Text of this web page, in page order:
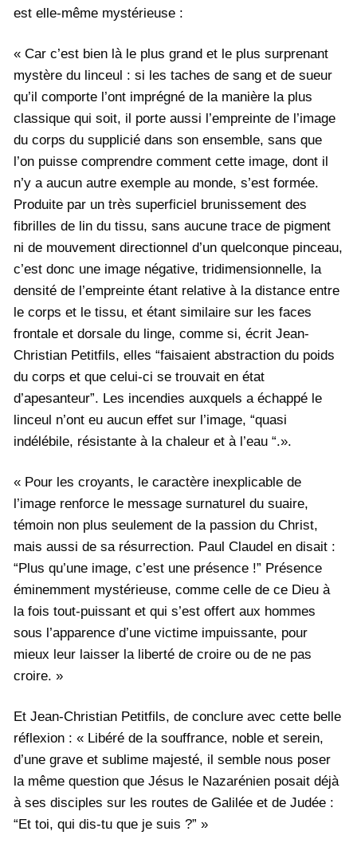
est elle-même mystérieuse :
« Car c’est bien là le plus grand et le plus surprenant
mystère du linceul : si les taches de sang et de sueur
qu’il comporte l’ont imprégné de la manière la plus
classique qui soit, il porte aussi l’empreinte de l’image
du corps du supplicié dans son ensemble, sans que
l’on puisse comprendre comment cette image, dont il
n’y a aucun autre exemple au monde, s’est formée.
Produite par un très superficiel brunissement des
fibrilles de lin du tissu, sans aucune trace de pigment
ni de mouvement directionnel d’un quelconque pinceau,
c’est donc une image négative, tridimensionnelle, la
densité de l’empreinte étant relative à la distance entre
le corps et le tissu, et étant similaire sur les faces
frontale et dorsale du linge, comme si, écrit Jean-
Christian Petitfils, elles “faisaient abstraction du poids
du corps et que celui-ci se trouvait en état
d’apesanteur”. Les incendies auxquels a échappé le
linceul n’ont eu aucun effet sur l’image, “quasi
indélébile, résistante à la chaleur et à l’eau “.».
« Pour les croyants, le caractère inexplicable de
l’image renforce le message surnaturel du suaire,
témoin non plus seulement de la passion du Christ,
mais aussi de sa résurrection. Paul Claudel en disait :
“Plus qu’une image, c’est une présence !” Présence
éminemment mystérieuse, comme celle de ce Dieu à
la fois tout-puissant et qui s’est offert aux hommes
sous l’apparence d’une victime impuissante, pour
mieux leur laisser la liberté de croire ou de ne pas
croire. »
Et Jean-Christian Petitfils, de conclure avec cette belle
réflexion : « Libéré de la souffrance, noble et serein,
d’une grave et sublime majesté, il semble nous poser
la même question que Jésus le Nazarénien posait déjà
à ses disciples sur les routes de Galilée et de Judée :
“Et toi, qui dis-tu que je suis ?” »